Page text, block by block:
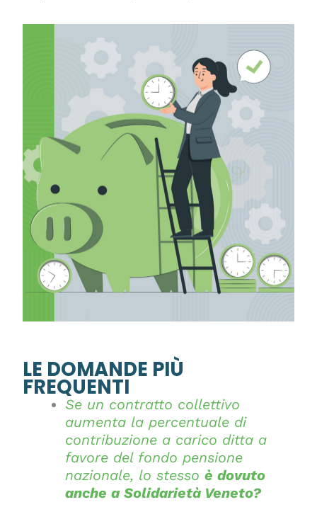
LE DOMANDE PIÙ
FREQUENTI
Se un contratto collettivo
aumenta la percentuale di
contribuzione a carico ditta a
favore del fondo pensione
nazionale, lo stessoè dovuto
anche a Solidarietà Veneto?